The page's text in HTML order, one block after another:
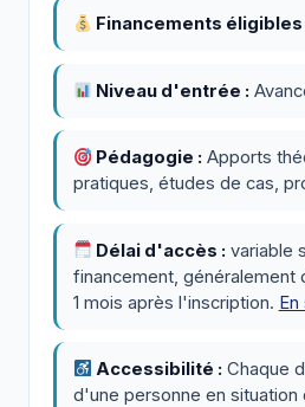
Financements éligibles
Niveau d'entrée :
Pédagogie : Apports
pratiques, études de cas,
Délai d'accès : variable
financement, généralement
1 mois après l'inscription. En
Accessibilité : Chaque
d'une personne en situation